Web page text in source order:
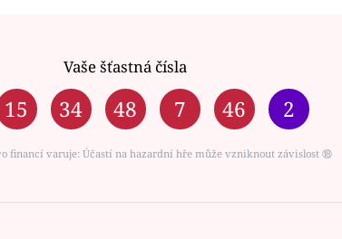
Vaše šťastná čísla
15 34 48 7 46 2
financí varuje: Účastí na hazardní hře může vzniknout závislost ⑱